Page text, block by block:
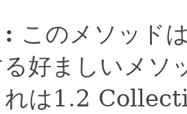
: このメソッド
好ましいメソ
れは1.2